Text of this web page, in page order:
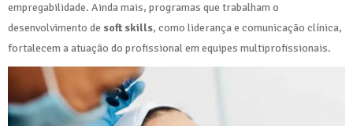
empregabilidade. Ainda mais, programas que trabalham o
desenvolvimento de soft skills, como liderança e comunicação clínica,
fortalecem a atuação do profissional em equipes multiprofissionais.